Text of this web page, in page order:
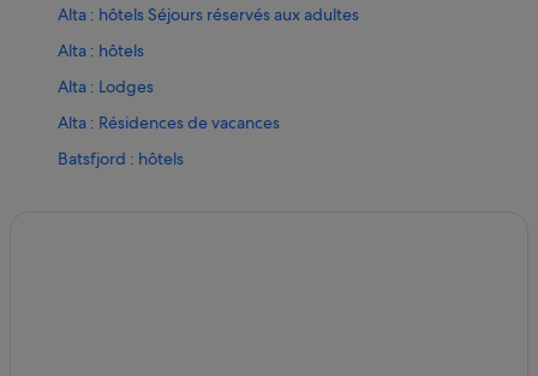
Alta : hôtels Séjours réservés aux adultes
Alta : hôtels
Alta : Lodges
Alta : Résidences de vacances
Batsfjord : hôtels